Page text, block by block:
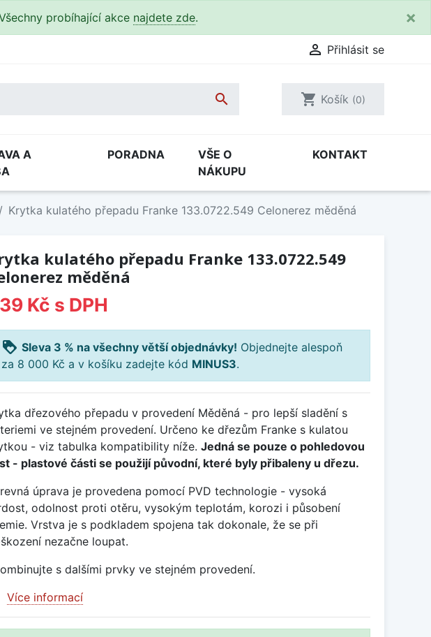
probíhající akce najdete zde. ×
 Přihlásit se
 shopping_cart Košík (0)
A
PORADNA
VŠE O
NÁKUPU
KONTAKT
Krytka kulatého přepadu Franke 133.0722.549 Celonerez měděná
kulatého přepadu Franke 133.0722.549
měděná
Kč s DPH
loyalty Sleva 3 % na všechny větší objednávky! Objednejte alespoň
za 8 000 Kč a v košíku zadejte kód MINUS3.
dřezového přepadu v provedení Měděná - pro lepší sladění s
ve stejném provedení. Určeno ke dřezům Franke s kulatou
- viz tabulka kompatibility níže. Jedná se pouze o pohledovou
- plastové části se použijí původní, které byly přibaleny u dřezu.
úprava je provedena pomocí PVD technologie - vysoká
odolnost proti otěru, vysokým teplotám, korozi i působení
Vrstva je s podkladem spojena tak dokonale, že se při
nezačne loupat.
s dalšími prvky ve stejném provedení.
Více informací